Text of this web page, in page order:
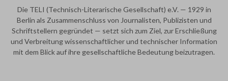
Die TELI (Technisch-Literarische Gesellschaft) e.V. — 1929 in
Berlin als Zusammenschluss von Journalisten, Publizisten und
Schriftstellern gegründet — setzt sich zum Ziel, zur Erschließung
und Verbreitung wissenschaftlicher und technischer Information
mit dem Blick auf ihre gesellschaftliche Bedeutung beizutragen.